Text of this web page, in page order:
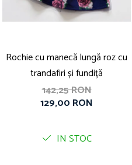
Rochie cu manecă lungă roz cu
trandafiri și fundiță
142,25 RON
129,00 RON
IN STOC